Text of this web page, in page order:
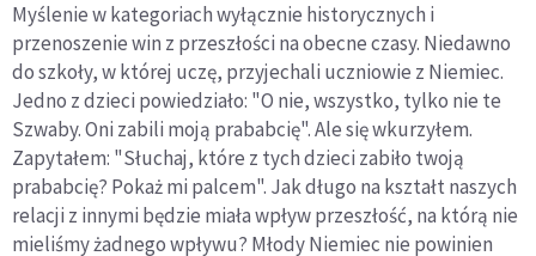
Myślenie w kategoriach wyłącznie historycznych i
przenoszenie win z przeszłości na obecne czasy. Niedawno
do szkoły, w której uczę, przyjechali uczniowie z Niemiec.
Jedno z dzieci powiedziało: "O nie, wszystko, tylko nie te
Szwaby. Oni zabili moją prababcię". Ale się wkurzyłem.
Zapytałem: "Słuchaj, które z tych dzieci zabiło twoją
prababcię? Pokaż mi palcem". Jak długo na kształt naszych
relacji z innymi będzie miała wpływ przeszłość, na którą nie
mieliśmy żadnego wpływu? Młody Niemiec nie powinien